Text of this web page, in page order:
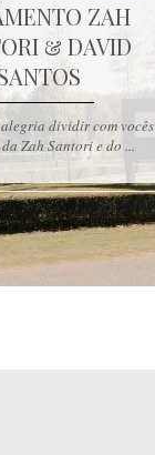
ZAH
& DAVID
dividir com vocês
Zah Santori e do ...